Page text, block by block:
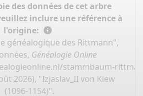
des données de cet arbre
inclure une référence à
l'origine:
généalogique des Rittmann",
Généalogie Online
stammbaum-
2026), "Izjaslav_II von Kiew
(1096-1154)".